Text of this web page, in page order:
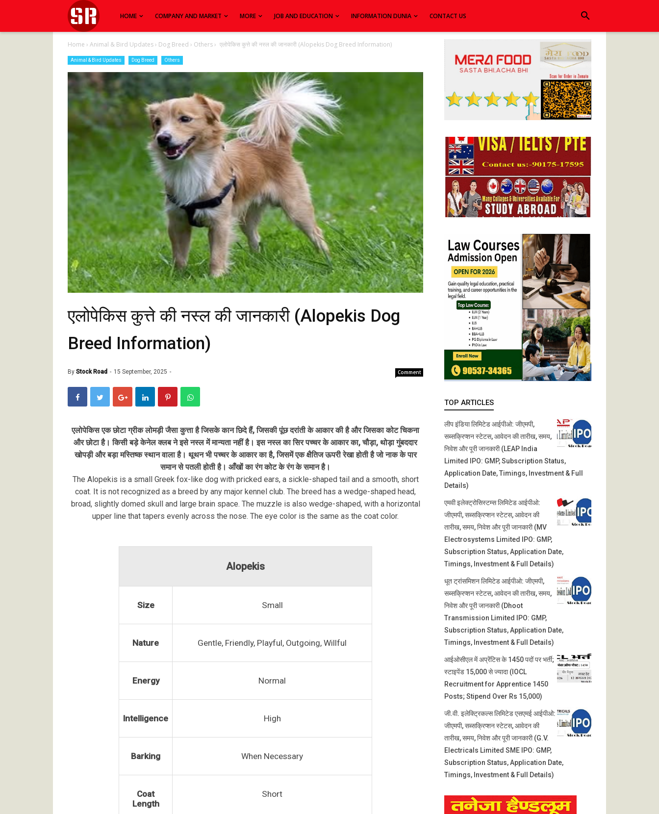
HOME COMPANY AND MARKET MORE JOB AND EDUCATION INFORMATION DUNIA CONTACT US search
Home › Animal & Bird Updates› Dog Breed › Others› एलोपेकिस कुत्ते की नस्ल की जानकारी (Alopekis Dog Breed Information)
Animal & Bird Updates Dog Breed Others
एलोपेकिस कुत्ते की नस्ल की जानकारी (Alopekis Dog
Breed Information)
By Stock Road 15 September, 2025 Comment
एलोपेकिस एक छोटा ग्रीक लोमड़ी जैसा कुत्ता है जिसके कान छिदे हैं, जिसकी पूंछ दरांती के आकार की है और जिसका कोट चिकना
और छोटा है। किसी बड़े केनेल क्लब ने इसे नस्ल में मान्यता नहीं है। इस नस्ल का सिर पच्चर के आकार का, चौड़ा, थोड़ा गुंबददार
खोपड़ी और बड़ा मस्तिष्क स्थान वाला है। थूथन भी पच्चर के आकार का है, जिसमें एक क्षैतिज ऊपरी रेखा होती है जो नाक के पार
समान से पतली होती है। आँखों का रंग कोट के रंग के समान है।
The Alopekis is a small Greek fox-like dog with pricked ears, a sickle-shaped tail and a smooth, short
coat. It is not recognized as a breed by any major kennel club. The breed has a wedge-shaped head,
broad, slightly domed skull and large brain space. The muzzle is also wedge-shaped, with a horizontal
upper line that tapers evenly across the nose. The eye color is the same as the coat color.
Alopekis
Size Small
Nature Gentle, Friendly, Playful, Outgoing, Willful
Energy Normal
Intelligence High
Barking When Necessary
Coat
Length
Short
TOP ARTICLES
लीप इंडिया लिमिटेड आईपीओ: जीएमपी,
सब्सक्रिप्शन स्टेटस, आवेदन की तारीख, समय,
निवेश और पूरी जानकारी (LEAP India
Limited IPO: GMP, Subscription Status,
Application Date, Timings, Investment & Full
Details)
एमवी इलेक्ट्रोसिस्टम्स लिमिटेड आईपीओ:
जीएमपी, सब्सक्रिप्शन स्टेटस, आवेदन की
तारीख, समय, निवेश और पूरी जानकारी (MV
Electrosystems Limited IPO: GMP,
Subscription Status, Application Date,
Timings, Investment & Full Details)
धूत ट्रांसमिशन लिमिटेड आईपीओ: जीएमपी,
सब्सक्रिप्शन स्टेटस, आवेदन की तारीख, समय,
निवेश और पूरी जानकारी (Dhoot
Transmission Limited IPO: GMP,
Subscription Status, Application Date,
Timings, Investment & Full Details)
आईओसीएल में अप्रेंटिस के 1450 पदों पर भर्ती;
स्टाइपेंड 15,000 से ज्यादा (IOCL
Recruitment for Apprentice 1450
Posts; Stipend Over Rs 15,000)
जी.वी. इलेक्ट्रिकल्स लिमिटेड एसएमई आईपीओ:
जीएमपी, सब्सक्रिप्शन स्टेटस, आवेदन की
तारीख, समय, निवेश और पूरी जानकारी (G.V.
Electricals Limited SME IPO: GMP,
Subscription Status, Application Date,
Timings, Investment & Full Details)